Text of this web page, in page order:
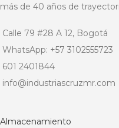
más de 40 años de
Calle 79 #28 A 12, Bogotá
WhatsApp: +57 3102555723
601 2401844
info@industriascruzmr.com
Almacenamiento